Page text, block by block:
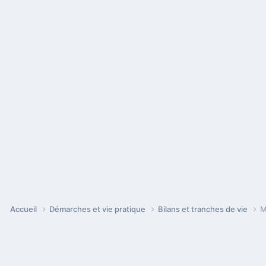
Accueil Démarches et vie pratique Bilans et tranches de vie